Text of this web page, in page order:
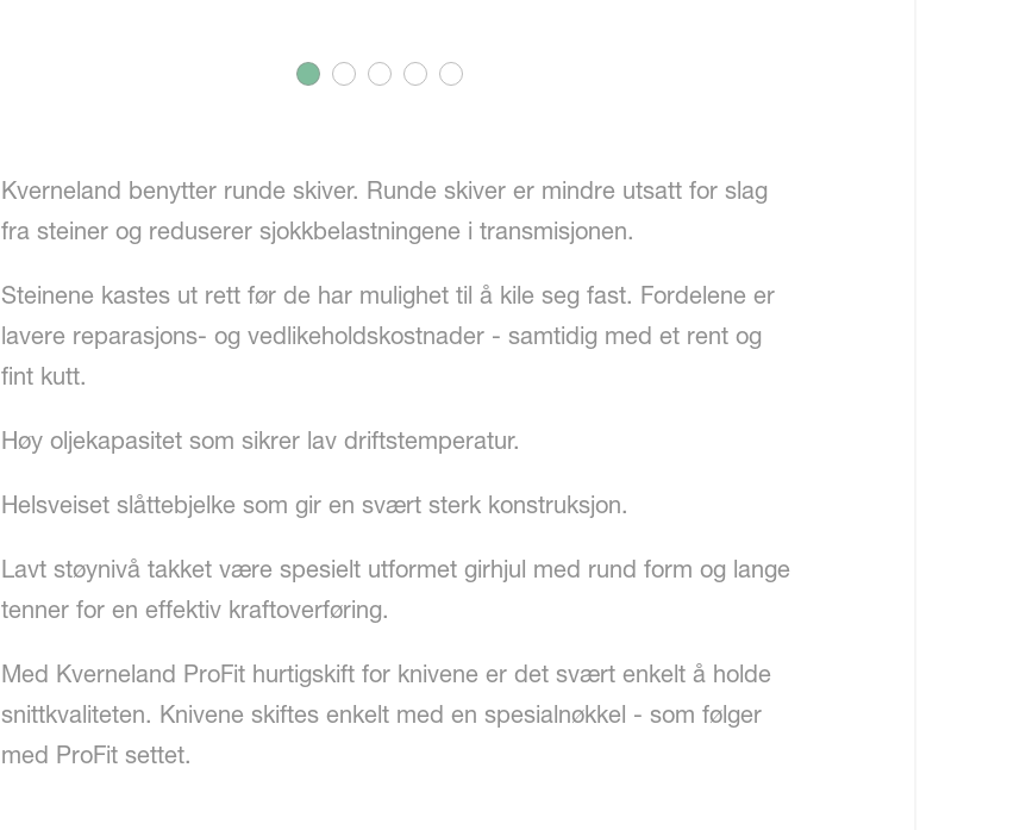
Kverneland benytter runde skiver. Runde skiver er mindre utsatt for slag
fra steiner og reduserer sjokkbelastningene i transmisjonen.
Steinene kastes ut rett før de har mulighet til å kile seg fast. Fordelene er
lavere reparasjons- og vedlikeholdskostnader - samtidig med et rent og
fint kutt.
Høy oljekapasitet som sikrer lav driftstemperatur.
Helsveiset slåttebjelke som gir en svært sterk konstruksjon.
Lavt støynivå takket være spesielt utformet girhjul med rund form og lange
tenner for en effektiv kraftoverføring.
Med Kverneland ProFit hurtigskift for knivene er det svært enkelt å holde
snittkvaliteten. Knivene skiftes enkelt med en spesialnøkkel - som følger
med ProFit settet.